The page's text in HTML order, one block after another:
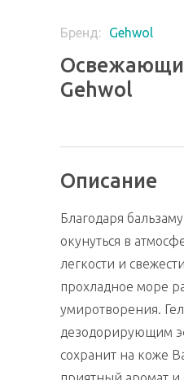
Бренд: Gehwol
Gehwol
Описание
Благодаря
окунуться в
легкости и
прохладное море
умиротворения.
дезодорирующим
сохранит на коже